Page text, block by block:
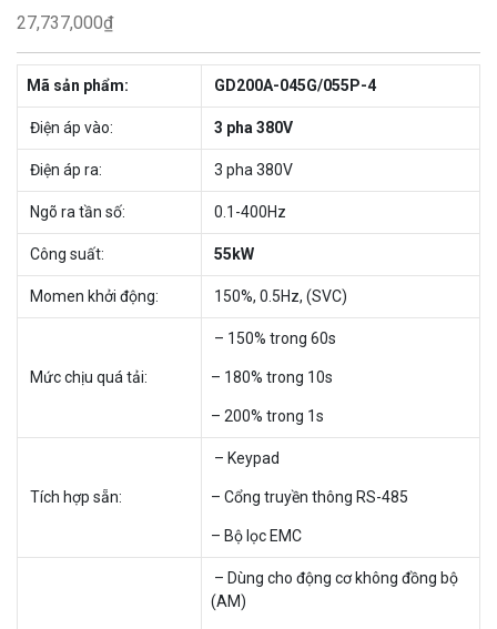
27,737,000₫
Mã sản phẩm: GD200A-045G/055P-4
Điện áp vào: 3 pha 380V
Điện áp ra: 3 pha 380V
Ngõ ra tần số: 0.1-400Hz
Công suất: 55kW
Momen khởi động: 150%, 0.5Hz, (SVC)
Mức chịu quá tải:
– 150% trong 60s
– 180% trong 10s
– 200% trong 1s
Tích hợp sẵn:
– Keypad
– Cổng truyền thông RS-485
– Bộ lọc EMC
– Dùng cho động cơ không đồng bộ
(AM)